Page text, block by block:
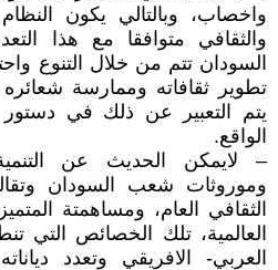
واخصاب، وبالتالي يكون
والثقافي متوافقا مع هذا
السودان تتم من خلال التنوع
تطوير ثقافاته وممارسة شعائره
يتم التعبير عن ذلك في
الواقع.
– لايمكن الحديث عن
وموروثات شعب السودان
الثقافي العام، ومساهمتة
العالمية، تلك الخصائص التي
العربي- الافريقي وتعدد